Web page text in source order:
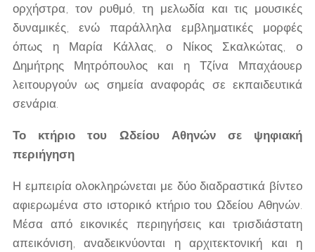
ορχήστρα, τον ρυθμό, τη μελωδία και τις μουσικές
δυναμικές, ενώ παράλληλα εμβληματικές μορφές
όπως η Μαρία Κάλλας, ο Νίκος Σκαλκώτας, ο
Δημήτρης Μητρόπουλος και η Τζίνα Μπαχάουερ
λειτουργούν ως σημεία αναφοράς σε εκπαιδευτικά
σενάρια.
Το κτήριο του Ωδείου Αθηνών σε ψηφιακή
περιήγηση
Η εμπειρία ολοκληρώνεται με δύο διαδραστικά βίντεο
αφιερωμένα στο ιστορικό κτήριο του Ωδείου Αθηνών.
Μέσα από εικονικές περιηγήσεις και τρισδιάστατη
απεικόνιση, αναδεικνύονται η αρχιτεκτονική και η